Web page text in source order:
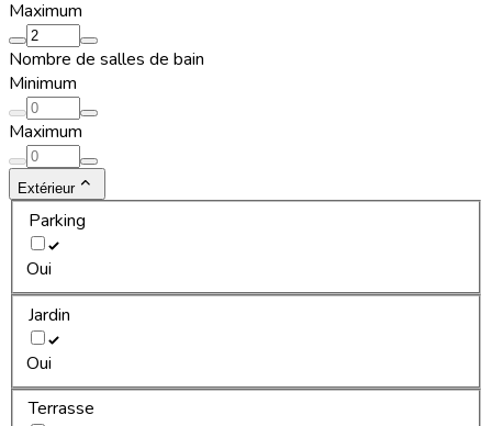
Maximum
Nombre de salles de bain
Minimum
Maximum
Extérieur
Parking
Oui
Jardin
Oui
Terrasse